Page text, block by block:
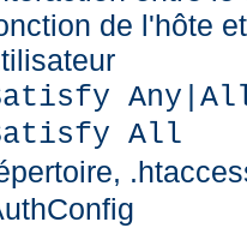
de l'hôte
All